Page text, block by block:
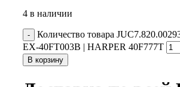
4 в наличии
Количество товара
EX-40FT003B | HARPER 40F777T
В корзину